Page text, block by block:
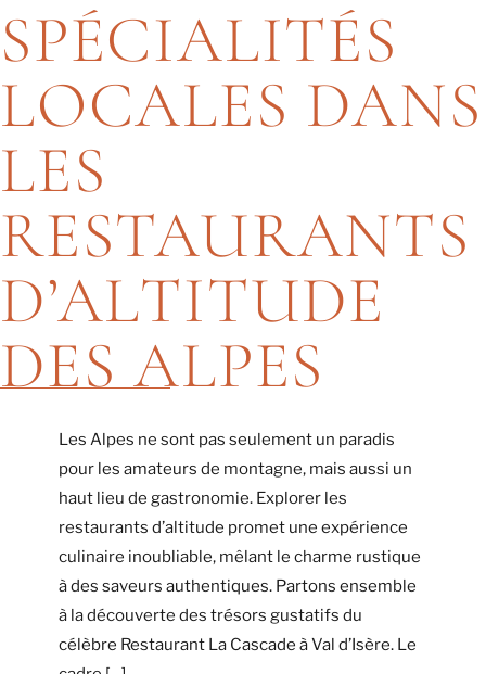
SPÉCIALITÉS
LOCALES DANS
LES
RESTAURANTS
D’ALTITUDE
DES ALPES
Les Alpes ne sont pas seulement un paradis
pour les amateurs de montagne, mais aussi un
haut lieu de gastronomie. Explorer les
restaurants d’altitude promet une expérience
culinaire inoubliable, mêlant le charme rustique
à des saveurs authentiques. Partons ensemble
à la découverte des trésors gustatifs du
célèbre Restaurant La Cascade à Val d’Isère. Le